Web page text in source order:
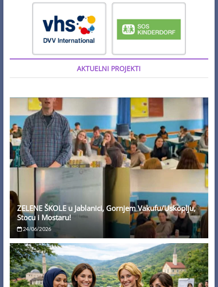
AKTUELNI PROJEKTI
ZELENE ŠKOLE u Jablanici, Gornjem Vakufu/Uskoplju,
Stocu i Mostaru!
24/06/2026